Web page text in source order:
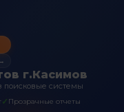
г.Касимов
поисковые системы
✓ Прозрачные отчеты
→